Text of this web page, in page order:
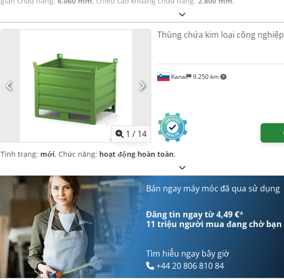
1 / 14
Kanal 9.250 km
Thùng chứa kim loại công nghiệp
Tình trạng: mới, Chức năng: hoạt động hoàn toàn,
Bán ngay máy móc đã qua sử dụng
Đăng tin ngay từ 4,49 €*
11 triệu người mua đang chờ bạn
Tìm hiểu ngay bây giờ
+44 20 806 810 84